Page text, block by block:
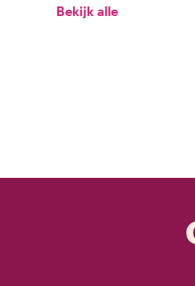
Bekijk alle